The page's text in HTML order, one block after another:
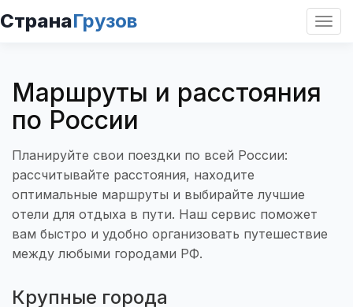
СтранаГрузов
Маршруты и расстояния
по России
Планируйте свои поездки по всей России:
рассчитывайте расстояния, находите
оптимальные маршруты и выбирайте лучшие
отели для отдыха в пути. Наш сервис поможет
вам быстро и удобно организовать путешествие
между любыми городами РФ.
Крупные города